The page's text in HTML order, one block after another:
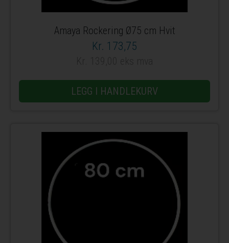
Amaya Rockering Ø75 cm Hvit
Kr. 173,75
LEGG I HANDLEKURV